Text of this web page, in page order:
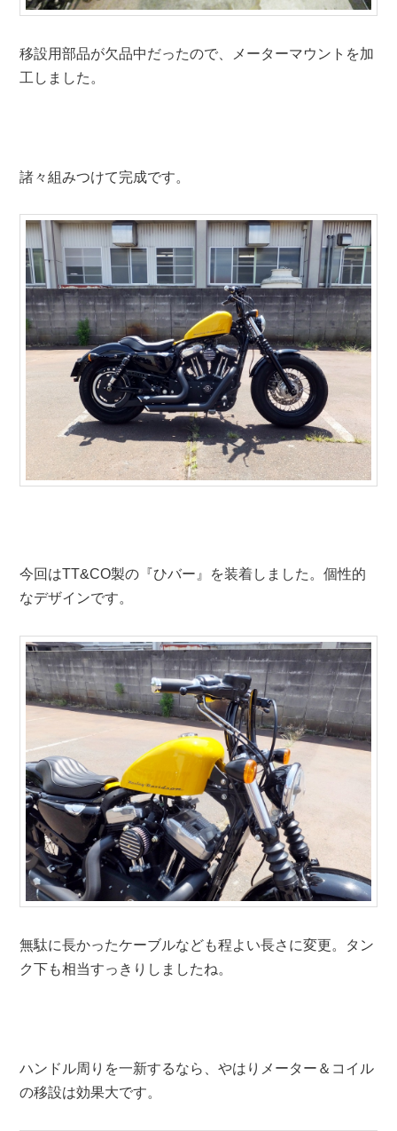
移設用部品が欠品中だったので、メーターマウントを加
工しました。
諸々組みつけて完成です。
今回はTT&CO製の『ひバー』を装着しました。個性的
なデザインです。
無駄に長かったケーブルなども程よい長さに変更。タン
ク下も相当すっきりしましたね。
ハンドル周りを一新するなら、やはりメーター＆コイル
の移設は効果大です。